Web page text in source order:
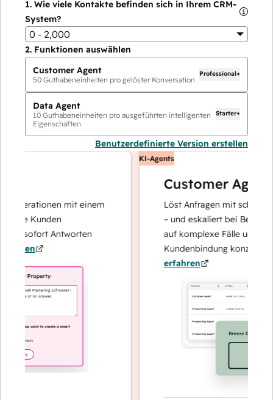
1. Wie viele Kontakte befinden sich in Ihrem CRM-
System?
0 - 2,000
2. Funktionen auswählen
Customer Agent
50 Guthabeneinheiten pro gelöster Konversation
Professional+
Data Agent
10 Guthabeneinheiten pro ausgeführten intelligenten
Eigenschaften
Starter+
Benutzerdefinierte Version erstellen
mit einem
Kunden
sofort Antworten
KI-Agents
Customer Agent
Löst Anfragen mit schnellen,
– und eskaliert bei Bedarf,
auf komplexe Fälle und den
Kundenbindung konzentrieren
erfahren